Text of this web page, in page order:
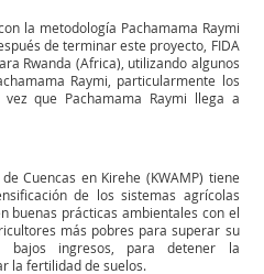
la metodología Pachamama Raymi
de terminar este proyecto, FIDA
Rwanda (Africa), utilizando algunos
Raymi, particularmente los
que Pachamama Raymi llega a
Cuencas en Kirehe (KWAMP) tiene
de los sistemas agrícolas
buenas prácticas ambientales con el
más pobres para superar su
bajos ingresos, para detener la
la fertilidad de suelos.